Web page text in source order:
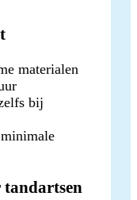
materialen
bij